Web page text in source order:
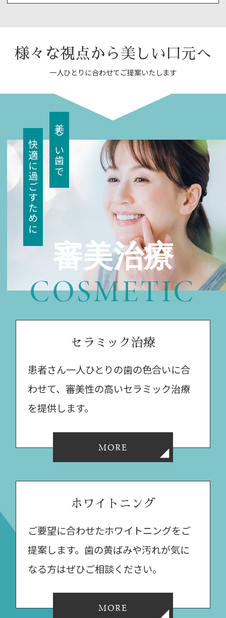
回は誤嚥性肺炎の仕組みと3つの原因、そして今日
から始められる 予防法をわやすく解説します。
2026.07.02
８月診療日のお知らせ
院長の体調不良により、しばらくの間代診
医師による診療を行わせていただきます。
患者様には大変ご迷惑をおかけいたします
が、万全の体制で診療にあたりますので、
何卒ご容赦くださいますようお願い申し上
上前津歯科医院 院長 今井健二
様々な視点から美しい口元へ
一人ひとりに合わせてご提案いたします
審美治療
COSMETIC
美しい歯で
快適に過ごすために
セラミック治療
患者さん一人ひとりの歯の色合いに合
わせて、審美性の高いセラミック治療
を提供します。
MORE
ホワイトニング
ご要望に合わせたホワイトニングをご
提案します。歯の黄ばみや汚れが気に
なる方はぜひご相談ください。
MORE